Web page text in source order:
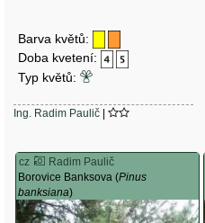
Barva květů:
Doba kvetení:
Typ květů:
Ing. Radim Paulič |
cz
Radim Paulič
Borovice Banksova (Pinus
banksiana)